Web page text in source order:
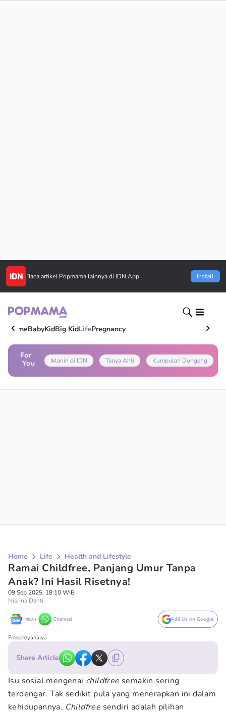
Baca artikel Popmama lainnya di IDN App Install
HomeBabyKidBig KidLifePregnancy
For
You
Iklanin di IDN Tanya Ahli Kumpulan Dongeng
Home Life Health and Lifestyle
Ramai Childfree, Panjang Umur Tanpa
Anak? Ini Hasil Risetnya!
09 Sep 2025, 18:10 WIB
Nisrina Danti
News Channel Add Us on Google
Freepik/yanalya
Share Article
Isu sosial mengenai childfree semakin sering
terdengar. Tak sedikit pula yang menerapkan ini dalam
kehidupannya. Childfree sendiri adalah pilihan